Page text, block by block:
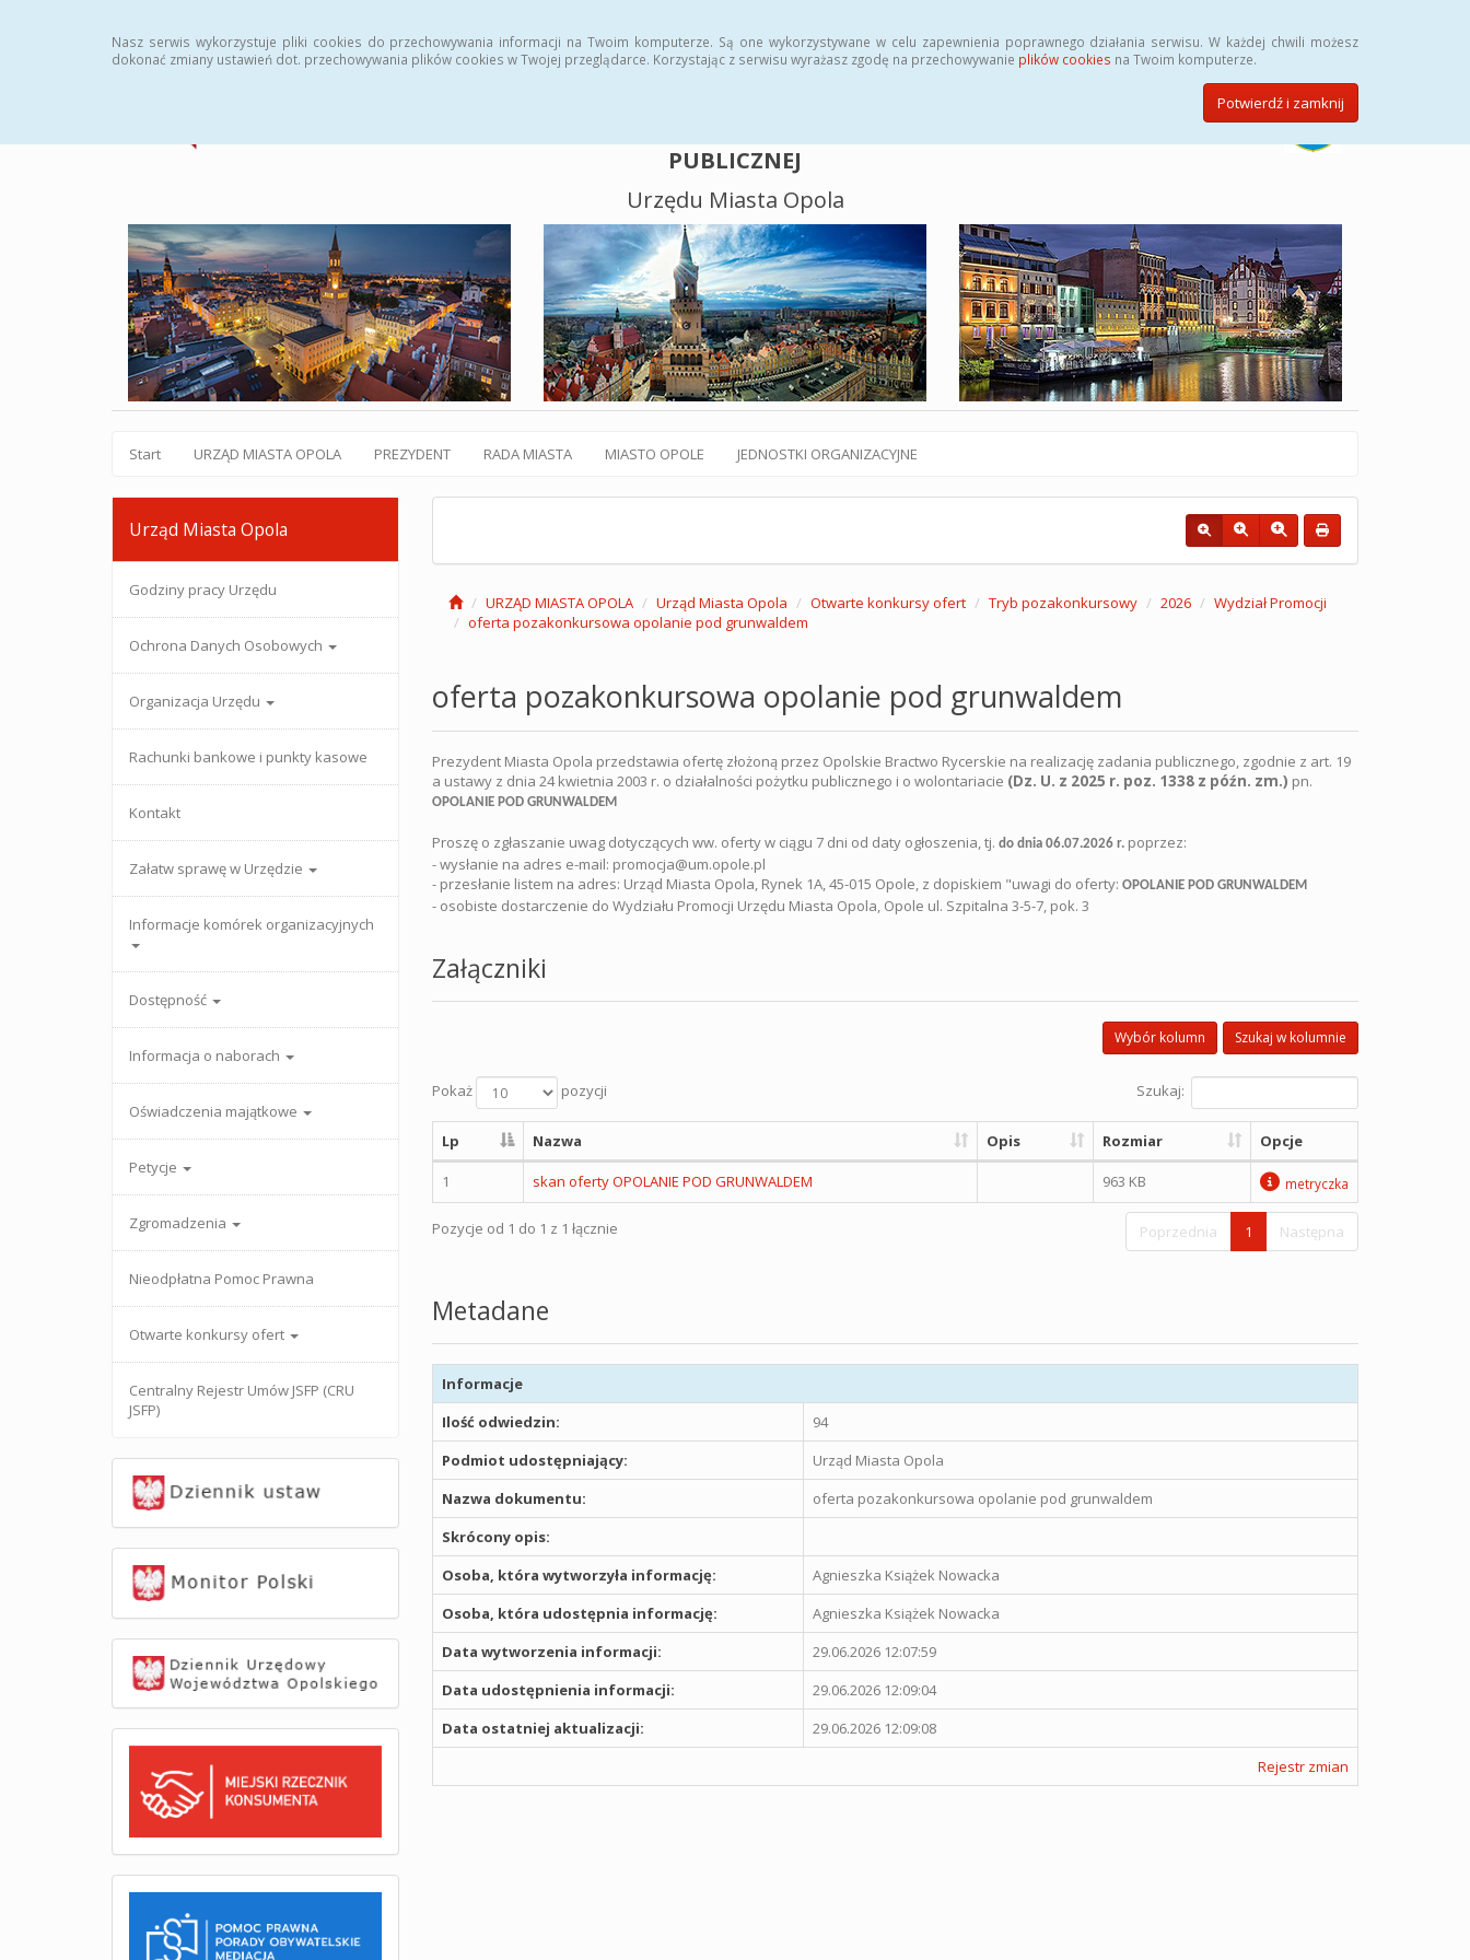
Nasz serwis wykorzystuje pliki cookies do przechowywania informacji na Twoim komputerze. Są one wykorzystywane w celu zapewnienia poprawnego działania serwisu. W każdej chwili możesz
dokonać zmiany ustawień dot. przechowywania plików cookies w Twojej przeglądarce. Korzystając z serwisu wyrażasz zgodę na przechowywanie plików cookies na Twoim komputerze.
Potwierdź i zamknij
PUBLICZNEJ
Urzędu Miasta Opola
Start URZĄD MIASTA OPOLA PREZYDENT RADA MIASTA MIASTO OPOLE JEDNOSTKI ORGANIZACYJNE
Urząd Miasta Opola
Godziny pracy Urzędu
Ochrona Danych Osobowych
Organizacja Urzędu
Rachunki bankowe i punkty kasowe
Kontakt
Załatw sprawę w Urzędzie
Informacje komórek organizacyjnych
Dostępność
Informacja o naborach
Oświadczenia majątkowe
Petycje
Zgromadzenia
Nieodpłatna Pomoc Prawna
Otwarte konkursy ofert
Centralny Rejestr Umów JSFP (CRU
JSFP)
URZĄD MIASTA OPOLA Urząd Miasta Opola Otwarte konkursy ofert Tryb pozakonkursowy 2026
Wydział Promocji
oferta pozakonkursowa opolanie pod grunwaldem
oferta pozakonkursowa opolanie pod grunwaldem
Prezydent Miasta Opola przedstawia ofertę złożoną przez Opolskie Bractwo Rycerskie na realizację zadania publicznego, zgodnie z art. 19
a ustawy z dnia 24 kwietnia 2003 r. o działalności pożytku publicznego i o wolontariacie (Dz. U. z 2025 r. poz. 1338 z późn. zm.) pn.
OPOLANIE POD GRUNWALDEM
Proszę o zgłaszanie uwag dotyczących ww. oferty w ciągu 7 dni od daty ogłoszenia, tj. do dnia 06.07.2026 r.poprzez:
- wysłanie na adres e-mail: promocja@um.opole.pl
- przesłanie listem na adres: Urząd Miasta Opola, Rynek 1A, 45-015 Opole, z dopiskiem "uwagi do oferty: OPOLANIE POD GRUNWALDEM
- osobiste dostarczenie do Wydziału Promocji Urzędu Miasta Opola, Opole ul. Szpitalna 3-5-7, pok. 3
Załączniki
Szukaj w kolumnie
Wybór kolumn
Pokaż pozycji Szukaj:
Lp Nazwa Opis Rozmiar Opcje
1 skan oferty OPOLANIE POD GRUNWALDEM 963 KB metryczka
Pozycje od 1 do 1 z 1 łącznie Poprzednia 1 Następna
Metadane
Informacje
Ilość odwiedzin:
94
Podmiot udostępniający:
Urząd Miasta Opola
Nazwa dokumentu:
oferta pozakonkursowa opolanie pod grunwaldem
Skrócony opis:
Osoba, która wytworzyła informację:
Agnieszka Książek Nowacka
Osoba, która udostępnia informację:
Agnieszka Książek Nowacka
Data wytworzenia informacji:
29.06.2026 12:07:59
Data udostępnienia informacji:
29.06.2026 12:09:04
Data ostatniej aktualizacji:
29.06.2026 12:09:08
Rejestr zmian